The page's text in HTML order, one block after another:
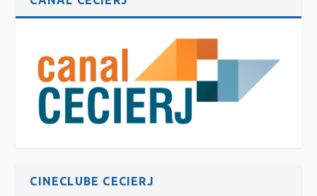
CINECLUBE CECIERJ